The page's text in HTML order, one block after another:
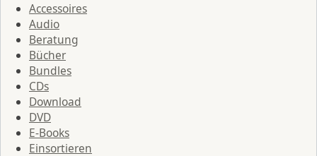
Accessoires
Audio
Beratung
Bücher
Bundles
CDs
Download
DVD
E-Books
Einsortieren